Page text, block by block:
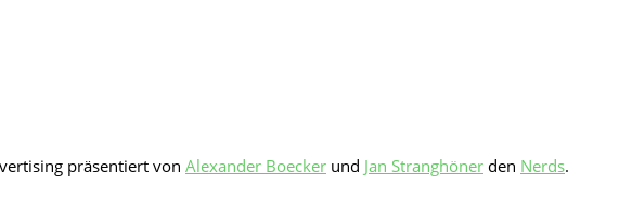
präsentiert von Alexander Boecker und Jan Stranghöner den Nerds.